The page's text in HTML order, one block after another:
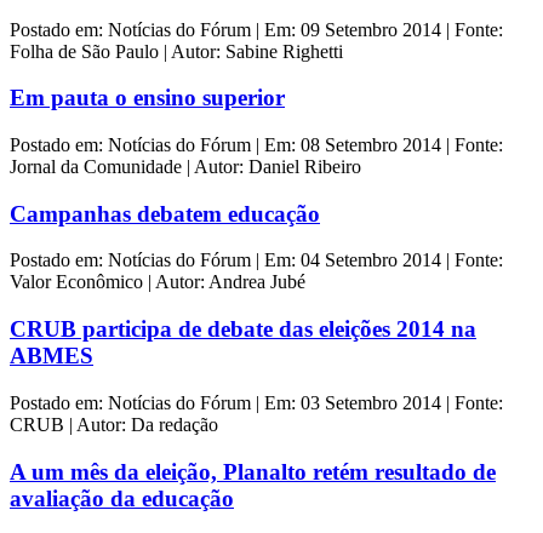
Postado em: Notícias do Fórum | Em: 09 Setembro 2014 | Fonte:
Folha de São Paulo | Autor: Sabine Righetti
Em pauta o ensino superior
Postado em: Notícias do Fórum | Em: 08 Setembro 2014 | Fonte:
Jornal da Comunidade | Autor: Daniel Ribeiro
Campanhas debatem educação
Postado em: Notícias do Fórum | Em: 04 Setembro 2014 | Fonte:
Valor Econômico | Autor: Andrea Jubé
CRUB participa de debate das eleições 2014 na
ABMES
Postado em: Notícias do Fórum | Em: 03 Setembro 2014 | Fonte:
CRUB | Autor: Da redação
A um mês da eleição, Planalto retém resultado de
avaliação da educação